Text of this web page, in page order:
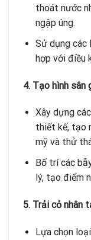
thoát nước
ngập úng.
Sử dụng các
hợp với điều
4. Tạo hình sân
Xây dựng
thiết kế, tạo
mỹ và thử
Bố trí các
lý, tạo điểm
5. Trải cỏ nhân
Lựa chọn